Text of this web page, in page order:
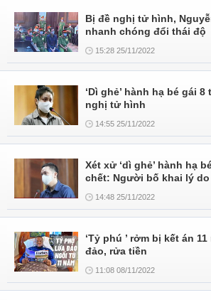
Bị đề nghị tử hình,
nhanh chóng đổi thái độ
15:28 25/11/2022
‘Dì ghẻ’ hành hạ bé gái
nghị tử hình
14:55 25/11/2022
Xét xử ‘dì ghẻ’ hành hạ
chết: Người bố khai lý do
14:48 25/11/2022
‘Tỷ phú ’ rởm bị kết án
đảo, rửa tiền
11:08 08/11/2022